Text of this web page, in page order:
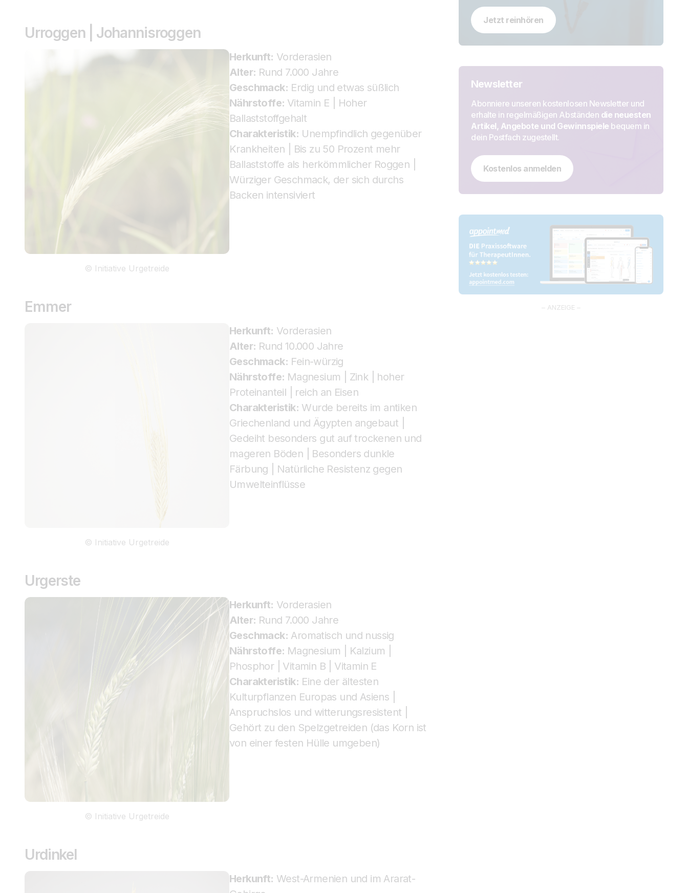
Urroggen | Johannisroggen
© Initiative Urgetreide
Herkunft: Vorderasien
Alter: Rund 7.000 Jahre
Geschmack: Erdig und etwas süßlich
Nährstoffe: Vitamin E | Hoher
Ballaststoffgehalt
Charakteristik: Unempfindlich gegenüber
Krankheiten | Bis zu 50 Prozent mehr
Ballaststoffe als herkömmlicher Roggen |
Würziger Geschmack, der sich durchs
Backen intensiviert
Emmer
© Initiative Urgetreide
Herkunft: Vorderasien
Alter: Rund 10.000 Jahre
Geschmack: Fein-würzig
Nährstoffe: Magnesium | Zink | hoher
Proteinanteil | reich an Eisen
Charakteristik: Wurde bereits im antiken
Griechenland und Ägypten angebaut |
Gedeiht besonders gut auf trockenen und
mageren Böden | Besonders dunkle
Färbung | Natürliche Resistenz gegen
Umwelteinflüsse
Urgerste
© Initiative Urgetreide
Herkunft: Vorderasien
Alter: Rund 7.000 Jahre
Geschmack: Aromatisch und nussig
Nährstoffe: Magnesium | Kalzium |
Phosphor | Vitamin B | Vitamin E
Charakteristik: Eine der ältesten
Kulturpflanzen Europas und Asiens |
Anspruchslos und witterungsresistent |
Gehört zu den Spelzgetreiden (das Korn ist
von einer festen Hülle umgeben)
Urdinkel
Herkunft: West-Armenien und im Ararat-
Jetzt reinhören
Newsletter
Abonniere unseren kostenlosen Newsletter und
erhalte in regelmäßigen Abständen die neuesten
Artikel, Angebote und Gewinnspiele bequem in
dein Postfach zugestellt.
Kostenlos anmelden
– ANZEIGE –